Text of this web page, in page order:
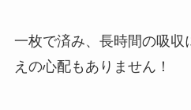
一枚で済み、長時間の吸収
えの心配もありません！